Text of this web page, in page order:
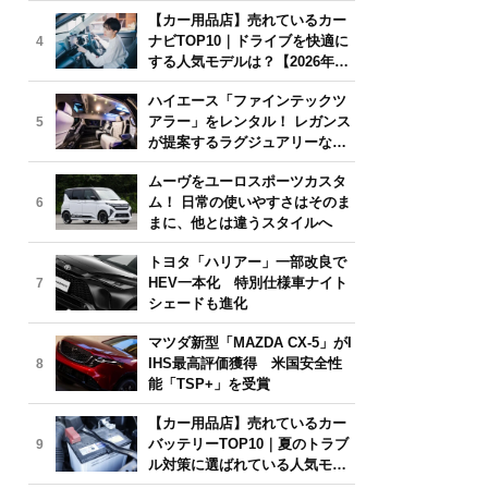
4
【カー用品店】売れているカー
ナビTOP10｜ドライブを快適に
する人気モデルは？【2026年6
月版】
5
ハイエース「ファインテックツ
アラー」をレンタル！ レガンス
が提案するラグジュアリーな移
動体験
6
ムーヴをユーロスポーツカスタ
ム！ 日常の使いやすさはそのま
まに、他とは違うスタイルへ
7
トヨタ「ハリアー」一部改良で
HEV一本化 特別仕様車ナイト
シェードも進化
8
マツダ新型「MAZDA CX-5」がI
IHS最高評価獲得 米国安全性
能「TSP+」を受賞
9
【カー用品店】売れているカー
バッテリーTOP10｜夏のトラブ
ル対策に選ばれている人気モデ